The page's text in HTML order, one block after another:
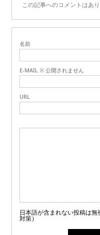
この記事へのコメントはあり
名前
E-MAIL ※ 公開されません
URL
日本語が含まれない投稿は
対策）